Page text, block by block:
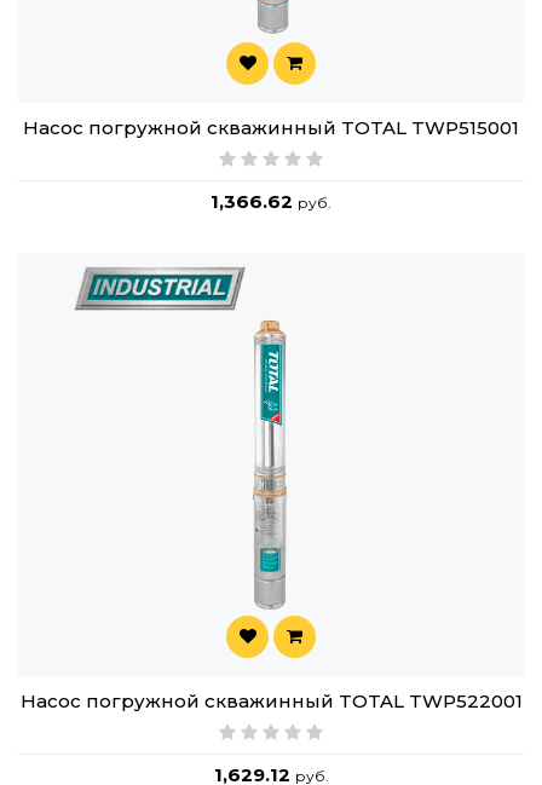
Насос погружной скважинный TOTAL TWP515001
1,366.62 руб.
Насос погружной скважинный TOTAL TWP522001
1,629.12 руб.